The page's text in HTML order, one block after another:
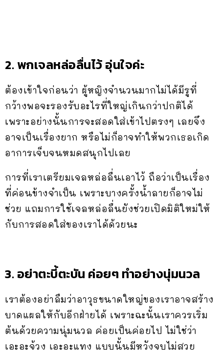
2. พกเจลหล่อลื่นไว้ อุ่นใจค่ะ
ต้องเข้าใจก่อนว่า ผู้หญิงจำนวนมากไม่ได้มีรูที่
กว้างพอจะรองรับอะไรที่ใหญ่เกินกว่าปกติได้
เพราะอย่างนั้นการจะสอดใส่เข้าไปตรงๆ เลยจึง
อาจเป็นเรื่องยาก หรือไม่ก็อาจทำให้พวกเธอเกิด
อาการเจ็บจนหมดสนุกไปเลย
การที่เราเตรียมเจลหล่อลื่นเอาไว้ ถือว่าเป็นเรื่อง
ที่ค่อนข้างจำเป็น เพราะบางครั้งน้ำลายก็อาจไม่
ช่วย แถมการใช้เจลหล่อลื่นยังช่วยเปิดมิติใหม่ให้
กับการสอดใส่ของเราได้ด้วยนะ
3. อย่าตะบี้ตะบัน ค่อยๆ ทำอย่างนุ่มนวล
เราต้องอย่าลืมว่าอาวุธขนาดใหญ่ของเราอาจสร้าง
บาดแผลให้กับอีกฝ่ายได้ เพราะฉะนั้นเราควรเริ่ม
ต้นด้วยความนุ่มนวล ค่อยเป็นค่อยไป ไม่ใช่ว่า
เอะอะจ้วง เอะอะแทง แบบนั้นมีหวังจบไม่สวย